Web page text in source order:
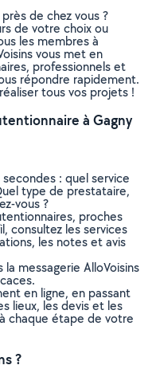
de chez vous ?
de votre choix ou
les membres à
vous met en
professionnels et
répondre rapidement.
tous vos projets !
à Gagny
: quel service
type de prestataire,
vous ?
proches
consultez les services
les notes et avis
messagerie AlloVoisins
en ligne, en passant
lieux, les devis et les
chaque étape de votre
?